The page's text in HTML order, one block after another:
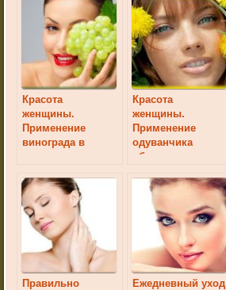
Красота
женщины.
Применение
винограда в
Красота
женщины.
Применение
одуванчика
обыкновенного в
целях
Правильно
Ежедневный уход